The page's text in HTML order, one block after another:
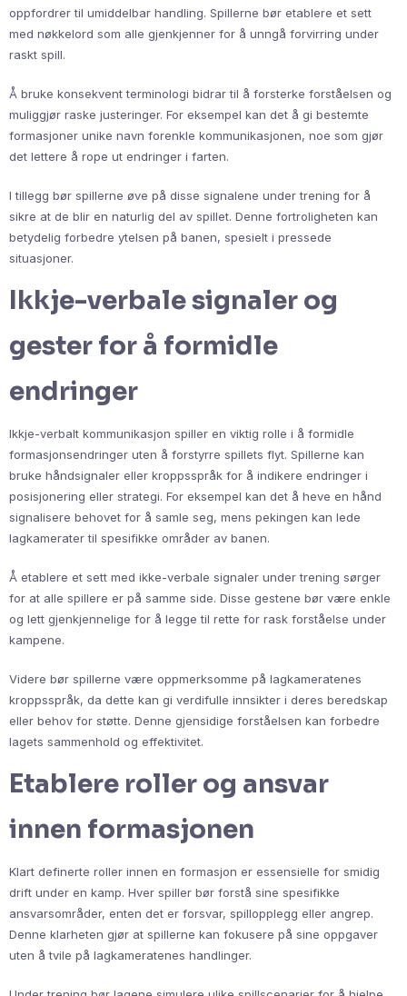
oppfordrer til umiddelbar handling. Spillerne bør etablere et sett
med nøkkelord som alle gjenkjenner for å unngå forvirring under
raskt spill.
Å bruke konsekvent terminologi bidrar til å forsterke forståelsen og
muliggjør raske justeringer. For eksempel kan det å gi bestemte
formasjoner unike navn forenkle kommunikasjonen, noe som gjør
det lettere å rope ut endringer i farten.
I tillegg bør spillerne øve på disse signalene under trening for å
sikre at de blir en naturlig del av spillet. Denne fortroligheten kan
betydelig forbedre ytelsen på banen, spesielt i pressede
situasjoner.
Ikkje-verbale signaler og
gester for å formidle
endringer
Ikkje-verbalt kommunikasjon spiller en viktig rolle i å formidle
formasjonsendringer uten å forstyrre spillets flyt. Spillerne kan
bruke håndsignaler eller kroppsspråk for å indikere endringer i
posisjonering eller strategi. For eksempel kan det å heve en hånd
signalisere behovet for å samle seg, mens pekingen kan lede
lagkamerater til spesifikke områder av banen.
Å etablere et sett med ikke-verbale signaler under trening sørger
for at alle spillere er på samme side. Disse gestene bør være enkle
og lett gjenkjennelige for å legge til rette for rask forståelse under
kampene.
Videre bør spillerne være oppmerksomme på lagkameratenes
kroppsspråk, da dette kan gi verdifulle innsikter i deres beredskap
eller behov for støtte. Denne gjensidige forståelsen kan forbedre
lagets sammenhold og effektivitet.
Etablere roller og ansvar
innen formasjonen
Klart definerte roller innen en formasjon er essensielle for smidig
drift under en kamp. Hver spiller bør forstå sine spesifikke
ansvarsområder, enten det er forsvar, spillopplegg eller angrep.
Denne klarheten gjør at spillerne kan fokusere på sine oppgaver
uten å tvile på lagkameratenes handlinger.